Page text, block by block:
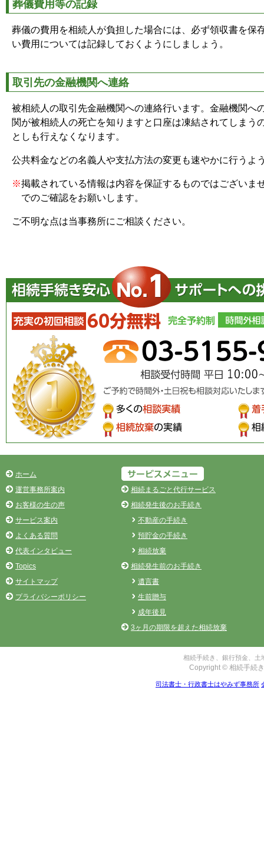
葬儀費用等の記録
葬儀の費用を相続人が負担した場合には、必ず領収書を保
い費用については記録しておくようにしましょう。
取引先の金融機関へ連絡
被相続人の取引先金融機関への連絡行います。金融機関へ
関が被相続人の死亡を知りますと口座は凍結されてしまう
としも行えなくなります。
公共料金などの名義人や支払方法の変更も速やかに行うよ
※掲載されている情報は内容を保証するものではございま
でのご確認をお願いします。
ご不明な点は当事務所にご相談ください。
ホーム
運営事務所案内
お客様の生の声
サービス案内
よくある質問
代表インタビュー
Topics
サイトマップ
プライバシーポリシー
相続まるごと代行サービス
相続発生後のお手続き
不動産の手続き
預貯金の手続き
相続放棄
相続発生前のお手続き
遺言書
生前贈与
成年後見
3ヶ月の期限を超えた相続放棄
相続手続き、銀行預金、土
Copyright © 相続手続
司法書士・行政書士はやみず事務所